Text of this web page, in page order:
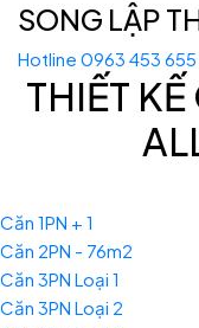
SONG LẬP
Hotline 0963 453 655
THIẾT
Căn 1PN + 1
Căn 2PN - 76m2
Căn 3PN Loại 1
Căn 3PN Loại 2